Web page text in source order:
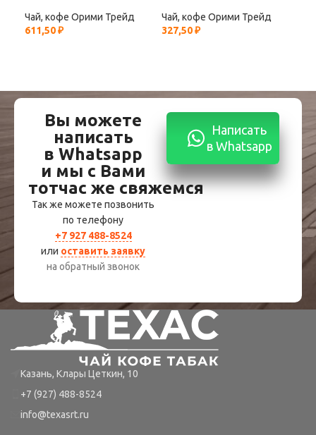
Чай, кофе Орими Трейд
611,50₽
Чай, кофе Орими Трейд
327,50₽
Вы можете
написать
в Whatsapp
и мы с Вами
тотчас же свяжемся
Так же можете позвонить
по телефону
+7 927 488-8524
или оставить заявку
на обратный звонок
Написать
в Whatsapp
Казань, Клары Цеткин, 10
+7 (927) 488-8524
info@texasrt.ru